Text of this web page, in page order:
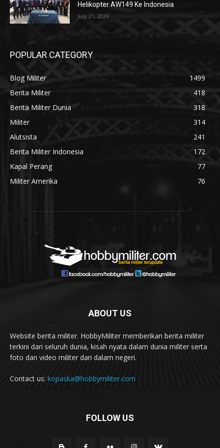
Helikopter AW149 Ke Indonesia
July 21, 2026
POPULAR CATEGORY
Blog Militer
1499
Berita Militer
418
Berita Militer Dunia
318
Militer
314
Alutsista
241
Berita Militer Indonesia
172
Kapal Perang
77
Militer Amerika
76
ABOUT US
Website berita militer. HobbyMiliter memberikan berita militer
terkini dari seluruh dunia, kisah nyata dalam dunia militer serta
foto dan video militer dari dalam negeri.
Contact us: kopaska@hobbymiliter.com
FOLLOW US